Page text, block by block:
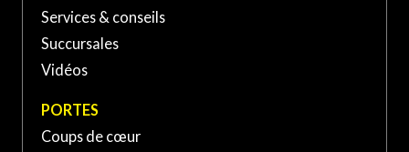
Saint-Basile-le-Grand, QC
J3N, Canada
PORTE ET FENÊTRES VERDUN À SAINT-
JEAN-SUR-RICHELIEU
Services & conseils
Succursales
Vidéos
PORTES
Coups de cœur